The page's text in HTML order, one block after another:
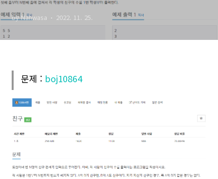
by Nahwasa 2022. 11. 25.
문제 : boj10864